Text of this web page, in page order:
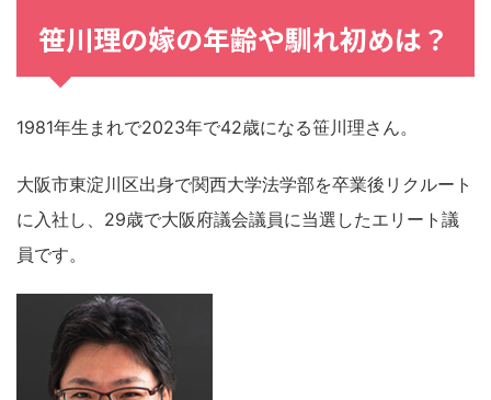
笹川理の嫁の年齢や馴れ初めは？
1981年生まれで2023年で42歳になる笹川理さん。
大阪市東淀川区出身で関西大学法学部を卒業後リクルート
に入社し、29歳で大阪府議会議員に当選したエリート議
員です。